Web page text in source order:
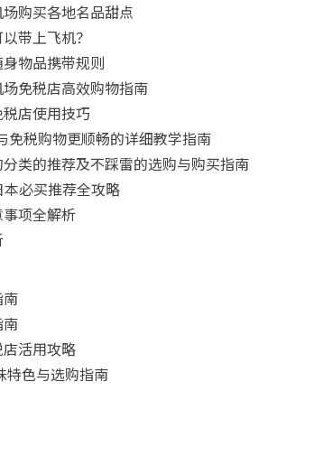
购买各地名品甜点
带上飞机？
物品携带规则
免税店高效购物指南
店使用技巧
税购物更顺畅的详细教学指南
类的推荐及不踩雷的选购与购买指南
必买推荐全攻略
项全解析
活用攻略
特色与选购指南